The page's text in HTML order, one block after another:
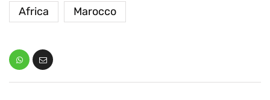
Africa Marocco